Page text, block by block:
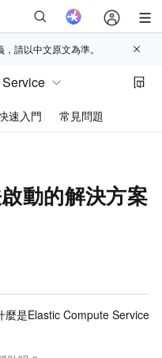
請以中文原文為準。
速入門 常見問題
動的解決方案
麼是Elastic Compute Service